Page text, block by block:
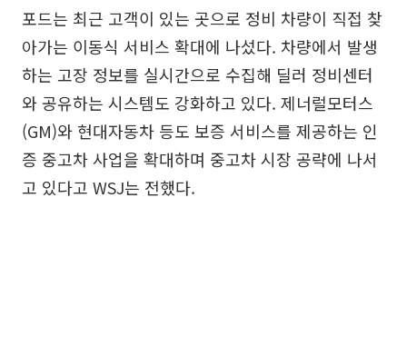
포드는 최근 고객이 있는 곳으로 정비 차량이 직접 찾
아가는 이동식 서비스 확대에 나섰다. 차량에서 발생
하는 고장 정보를 실시간으로 수집해 딜러 정비센터
와 공유하는 시스템도 강화하고 있다. 제너럴모터스
(GM)와 현대자동차 등도 보증 서비스를 제공하는 인
증 중고차 사업을 확대하며 중고차 시장 공략에 나서
고 있다고 WSJ는 전했다.